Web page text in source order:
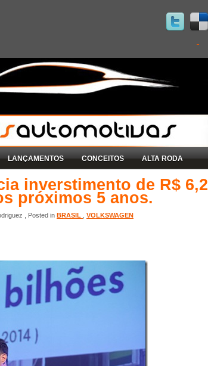
LANÇAMENTOS CONCEITOS ALTA RODA
inverstimento de R$ 6,2
próximos 5 anos.
, Posted in BRASIL VOLKSWAGEN